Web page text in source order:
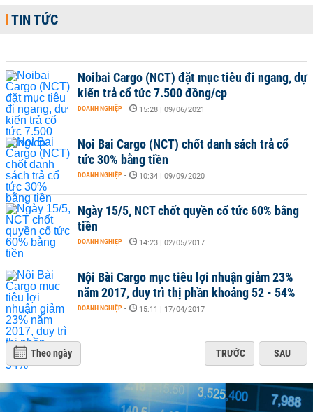
TIN TỨC
Noibai Cargo (NCT) đặt mục tiêu đi ngang, dự
kiến trả cổ tức 7.500 đồng/cp
DOANH NGHIỆP - 15:28 | 09/06/2021
Noi Bai Cargo (NCT) chốt danh sách trả cổ
tức 30% bằng tiền
DOANH NGHIỆP - 10:34 | 09/09/2020
Ngày 15/5, NCT chốt quyền cổ tức 60% bằng
tiền
DOANH NGHIỆP - 14:23 | 02/05/2017
Nội Bài Cargo mục tiêu lợi nhuận giảm 23%
năm 2017, duy trì thị phần khoảng 52 - 54%
DOANH NGHIỆP - 15:11 | 17/04/2017
Theo ngày TRƯỚC SAU